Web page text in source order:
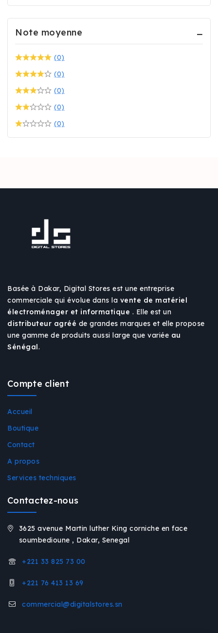
Note moyenne
(0)
(0)
(0)
(0)
(0)
Basée à Dakar, Digital Stores est une entreprise
commerciale qui évolue dans la vente de matériel
électroménager et informatique . Elle est un
distributeur agréé de grandes marques et elle propose
une gamme de produits aussi large que variée au
Sénégal.
Compte client
Accueil
Boutique
Contact
A propos
Services techniques
Contactez-nous
3625 avenue Martin luther King corniche en face
soumbedioune , Dakar, Senegal
+221 33 825 73 00
+221 76 413 13 69
commercial@digitalstores.sn